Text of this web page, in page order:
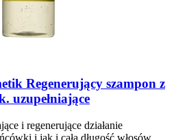
Regenerujący szampon z
uzupełniające
i regenerujące działanie